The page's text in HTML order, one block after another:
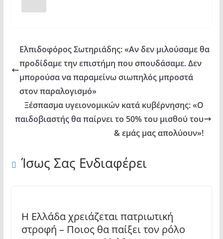
Ελπιδοφόρος Σωτηριάδης: «Αν δεν μιλούσαμε θα
προδίδαμε την επιστήμη που σπουδάσαμε. Δεν
μπορούσα να παραμείνω σιωπηλός μπροστά
στον παραλογισμό»
Ξέσπασμα υγειονομικών κατά κυβέρνησης: «Ο
παιδοβιαστής θα παίρνει το 50% του μισθού του
& εμάς μας απολύουν»!
Ίσως Σας Ενδιαφέρει
Η Ελλάδα χρειάζεται πατριωτική
στροφή – Ποιος θα παίξει τον ρόλο